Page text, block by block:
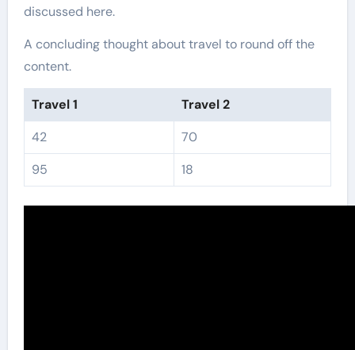
discussed here.
A concluding thought about travel to round off the
content.
Travel 1
Travel 2
42
70
95
18